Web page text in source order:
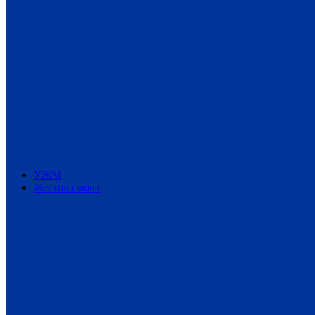
УЖМ
Жестова мова